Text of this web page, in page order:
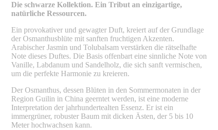
Die schwarze Kollektion. Ein Tribut an einzigartige,
natürliche Ressourcen.
Ein provokativer und gewagter Duft, kreiert auf der Grundlage
der Osmanthusblüte mit sanften fruchtigen Akzenten.
Arabischer Jasmin und Tolubalsam verstärken die rätselhafte
Note dieses Duftes. Die Basis offenbart eine sinnliche Note von
Vanille, Labdanum und Sandelholz, die sich sanft vermischen,
um die perfekte Harmonie zu kreieren.
Der Osmanthus, dessen Blüten in den Sommermonaten in der
Region Guilin in China geerntet werden, ist eine moderne
Interpretation der jahrhundertealten Essenz. Er ist ein
immergrüner, robuster Baum mit dicken Ästen, der 5 bis 10
Meter hochwachsen kann.